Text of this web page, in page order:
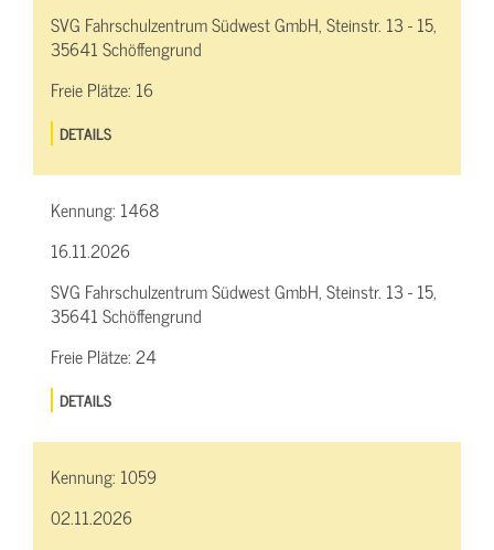
SVG Fahrschulzentrum Südwest GmbH, Steinstr. 13 - 15,
35641 Schöffengrund
Freie Plätze: 16
DETAILS
Kennung: 1468
16.11.2026
SVG Fahrschulzentrum Südwest GmbH, Steinstr. 13 - 15,
35641 Schöffengrund
Freie Plätze:24
DETAILS
Kennung: 1059
02.11.2026